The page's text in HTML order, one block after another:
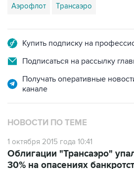
Аэрофлот Трансаэро
Купить подписку на
Подписаться на рассылку
Получать оперативные
канале
НОВОСТИ ПО ТЕМЕ
1 октября 2015 года 10:41
Облигации "Трансаэро"
30% на опасениях